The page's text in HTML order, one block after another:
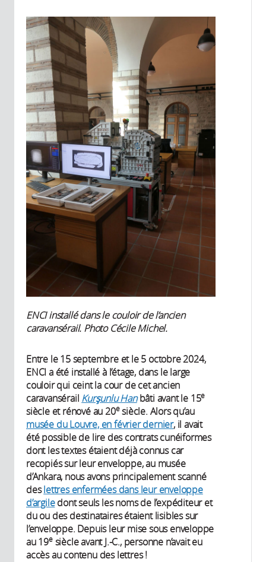
ENCI installé dans le couloir de l’ancien
caravansérail. Photo Cécile Michel.
Entre le 15 septembre et le 5 octobre 2024,
ENCI a été installé à l’étage, dans le large
couloir qui ceint la cour de cet ancien
caravansérail Kurşunlu Hanbâti avant le 15e
siècle et rénové au 20esiècle. Alors qu’au
musée du Louvre, en février dernier, il avait
été possible de lire des contrats cunéiformes
dont les textes étaient déjà connus car
recopiés sur leur enveloppe, au musée
d’Ankara, nous avons principalement scanné
deslettres enfermées dans leur enveloppe
d’argiledont seuls les noms de l’expéditeur et
du ou des destinataires étaient lisibles sur
l’enveloppe. Depuis leur mise sous enveloppe
au 19esiècle avant J.-C., personne n’avait eu
accès au contenu des lettres !